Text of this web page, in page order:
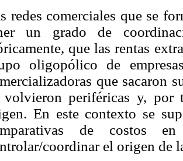
redes comerciales que se
un grado de
que las rentas
oligopólico de
que sacaron
volvieron periféricas y, por
En este contexto se
de costos
coordinar el origen de